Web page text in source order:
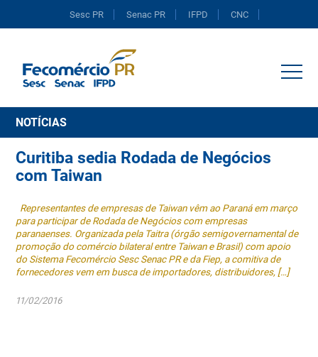
Sesc PR Senac PR IFPD CNC
NOTÍCIAS
Curitiba sedia Rodada de Negócios
com Taiwan
Representantes de empresas de Taiwan vêm ao Paraná em março
para participar de Rodada de Negócios com empresas
paranaenses. Organizada pela Taitra (órgão semigovernamental de
promoção do comércio bilateral entre Taiwan e Brasil) com apoio
do Sistema Fecomércio Sesc Senac PR e da Fiep, a comitiva de
fornecedores vem em busca de importadores, distribuidores, […]
11/02/2016